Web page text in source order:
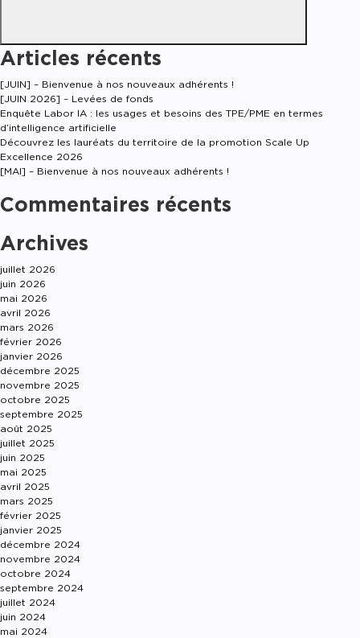
Articles récents
[JUIN] – Bienvenue à nos nouveaux adhérents !
[JUIN 2026] – Levées de fonds
Enquête Labor IA : les usages et besoins des TPE/PME en termes
d’intelligence artificielle
Découvrez les lauréats du territoire de la promotion Scale Up
Excellence 2026
[MAI] – Bienvenue à nos nouveaux adhérents !
Commentaires récents
Archives
juillet 2026
juin 2026
mai 2026
avril 2026
mars 2026
février 2026
janvier 2026
décembre 2025
novembre 2025
octobre 2025
septembre 2025
août 2025
juillet 2025
juin 2025
mai 2025
avril 2025
mars 2025
février 2025
janvier 2025
décembre 2024
novembre 2024
octobre 2024
septembre 2024
juillet 2024
juin 2024
mai 2024